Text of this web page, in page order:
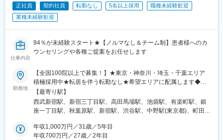
正社員 契約社員 転勤なし 5名以上採用
職種未経験歓迎
業種未経験歓迎
仕事内容
94％が未経験スタート★【ノルマなし＆チーム制】患者様へのカ
ウンセリングや各種ご提案をお任せします
勤務地
【全国100院以上で募集！】★東京・神奈川・埼玉・千葉エリア
積極採用中★転居を伴う転勤なし★希望エリアに配属します◆ク
リニック一覧＜全国100院以上展開＞【北海道・東北】旭川駅前
院、青森院、盛岡院、秋田院、山形院、仙台駅前院、福島院、郡
山院 など【関東】新宿東口院、池袋駅前院、品川院、秋葉原
横浜院、大宮東口院、水戸院、つくば院、宇都宮院、高崎院、前
橋院 など【中部】名古屋駅前院 、名古屋栄院、金山院、岐阜
【最寄り駅】
西武新宿駅、新宿三丁目駅、高田馬場駅、池袋駅、有楽町駅、銀
座一丁目駅、秋葉原駅、新宿駅、渋谷駅、中野駅(東京都)、町田
浜駅、横浜駅、川崎駅、藤沢駅、本厚木駅、大宮駅(埼玉県)、川口
駅、川越駅、南越谷駅、宇都宮駅、水戸駅、つくば駅、千葉駅、
年収1,000万円／31歳／5年目
年収700万円／27歳／2年目